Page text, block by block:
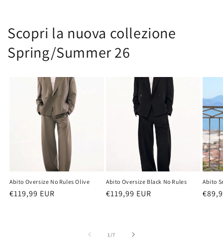
Scopri la nuova collezione
Spring/Summer 26
Abito Oversize No Rules Olive
Prezzo
€119,99 EUR
Abito Oversize Black No Rules
Prezzo
€119,99 EUR
Abito
1/su
7